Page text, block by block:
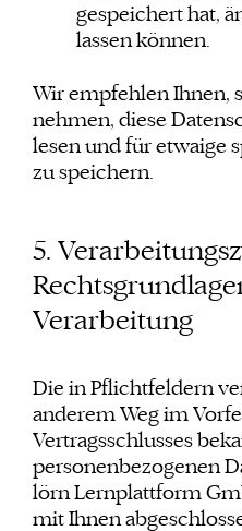
gespeichert hat,
lassen können.
Wir empfehlen Ihnen,
nehmen, diese
lesen und für etwaige
zu speichern.
5.
Verarbeitung
Die in Pflichtfeldern
anderem Weg im
Vertragsschlusses
personenbezogenen
lörn Lernplattform
mit Ihnen